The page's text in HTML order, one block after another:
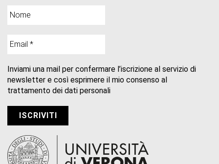
Inviami una mail per confermare l’iscrizione al servizio di
newsletter e così esprimere il mio consenso al
trattamento dei dati personali